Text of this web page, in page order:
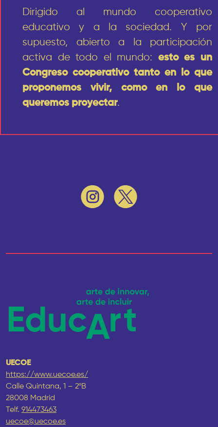
Dirigido al mundo cooperativo
educativo y a la sociedad. Y por
supuesto, abierto a la participación
activa de todo el mundo: esto es un
Congreso cooperativo tanto en lo que
proponemos vivir, como en lo que
queremos proyectar.
UECOE
https://www.uecoe.es/
Calle Quintana, 1 – 2ºB
28008 Madrid
Telf. 914473463
uecoe@uecoe.es